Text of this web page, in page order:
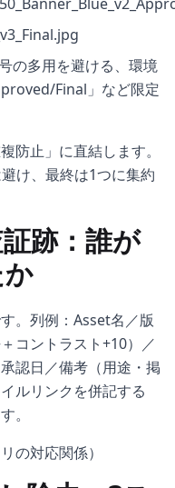
の多用を避ける、環境
Final」など限定
防止」に直結します。
け、最終は1つに集約
跡：誰が
。列例：Asset名／版
コントラスト+10）／
認日／備考（用途・掲
ルリンクを併記する
。
の対応関係）